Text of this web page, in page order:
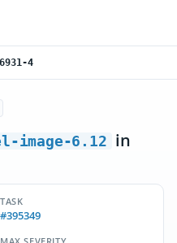
4
image-6.12 in
TASK
#395349